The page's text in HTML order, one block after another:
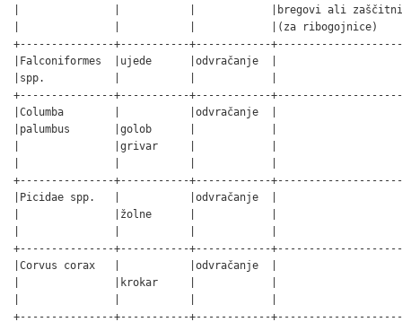
|               |           |            |bregovi ali zaščitnih
|               |           |            |(za ribogojnice)
+---------------+-----------+------------
|Falconiformes  |ujede      |odvračanje  |
|spp.           |           |            |
+---------------+-----------+------------
|Columba        |           |odvračanje  |
|palumbus       |golob      |            |
|               |grivar     |            |
+---------------+-----------+------------
|Picidae spp.   |           |odvračanje  |
|               |žolne      |            |
+---------------+-----------+------------
|Corvus corax   |           |odvračanje  |
|               |krokar     |            |
+---------------+-----------+------------